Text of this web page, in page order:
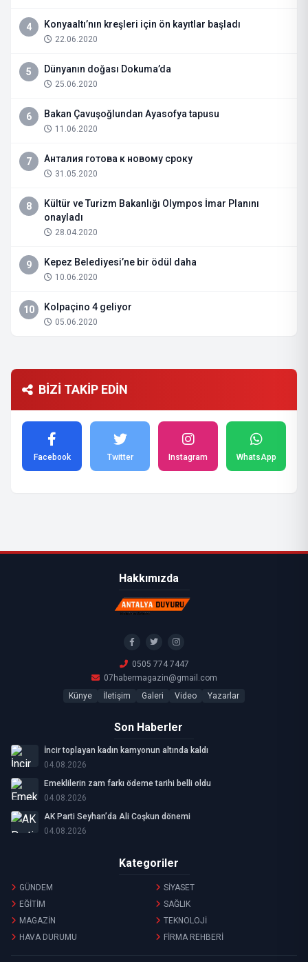
4 Konyaaltı’nın kreşleri için ön kayıtlar başladı
22.06.2020
5 Dünyanın doğası Dokuma’da
25.06.2020
6 Bakan Çavuşoğlundan Ayasofya tapusu
11.06.2020
7 Анталия готова к новому сроку
31.05.2020
8
Kültür ve Turizm Bakanlığı Olympos İmar Planını
onayladı
28.04.2020
9 Kepez Belediyesi’ne bir ödül daha
10.06.2020
10 Kolpaçino 4 geliyor
05.06.2020
BİZİ TAKİP EDİN
Facebook Twitter Instagram WhatsApp
Hakkımızda
0505 774 7447
07habermagazin@gmail.com
Künye
İletişim Galeri Video Yazarlar
Son Haberler
İncir toplayan kadın kamyonun altında kaldı
04.08.2026
Emeklilerin zam farkı ödeme tarihi belli oldu
04.08.2026
AK Parti Seyhan’da Ali Coşkun dönemi
04.08.2026
Kategoriler
GÜNDEM
SİYASET
EĞİTİM
SAĞLIK
MAGAZİN
TEKNOLOJİ
HAVA DURUMU
FİRMA REHBERİ